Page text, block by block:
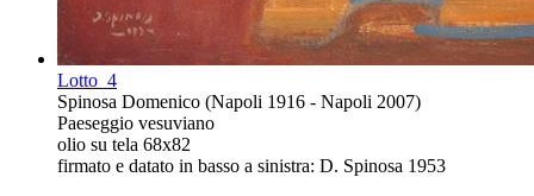
Lotto 4
Spinosa Domenico (Napoli 1916 - Napoli 2007)
Paeseggio vesuviano
olio su tela 68x82
firmato e datato in basso a sinistra: D. Spinosa 1953